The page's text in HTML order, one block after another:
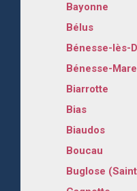
Bayonne
Bélus
Bénesse-lès-
Bénesse-
Biarrotte
Bias
Biaudos
Boucau
Buglose